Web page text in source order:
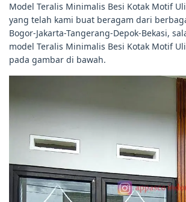
Model Teralis Minimalis Besi Kotak Motif
yang telah kami buat beragam dari
Bogor-Jakarta-Tangerang-Depok-Bekasi,
model Teralis Minimalis Besi Kotak Motif
pada gambar di bawah.